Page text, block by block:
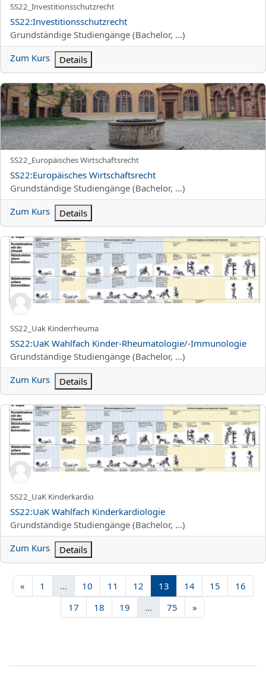
Kurzer Kursname
SS22_Investitionsschutzrecht
Kursname
SS22:Investitionsschutzrecht
Kursbereich
Grundständige Studiengänge (Bachelor, ...)
Zum Kurs
Details
SS22:Europäisches Wirtschaftsrecht
Kurzer Kursname
SS22_Europäisches Wirtschaftsrecht
Kursname
SS22:Europäisches Wirtschaftsrecht
Kursbereich
Grundständige Studiengänge (Bachelor, ...)
Zum Kurs
Details
SS22:UaK Wahlfach Kinder-Rheumatologie/-Immunologie
Kurzer Kursname
SS22_Uak Kinderrheuma
Kursname
SS22:UaK Wahlfach Kinder-Rheumatologie/-Immunologie
Kursbereich
Grundständige Studiengänge (Bachelor, ...)
Zum Kurs
Details
SS22:UaK Wahlfach Kinderkardiologie
Kurzer Kursname
SS22_UaK Kinderkardio
Kursname
SS22:UaK Wahlfach Kinderkardiologie
Kursbereich
Grundständige Studiengänge (Bachelor, ...)
Zum Kurs
Details
« Vorherige Seite
1 … 10 Seite 10
11 Seite 11
12 Seite 12
13 Seite 13
14Seite 14
15 Seite 15
16
17 Seite 17
18 Seite 18
19 … 75 Seite 75
»